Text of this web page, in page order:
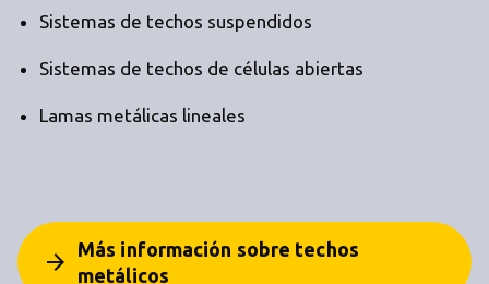
Sistemas de techos suspendidos
Sistemas de techos de células abiertas
Lamas metálicas lineales
arrow_forward
Más información sobre techos
metálicos